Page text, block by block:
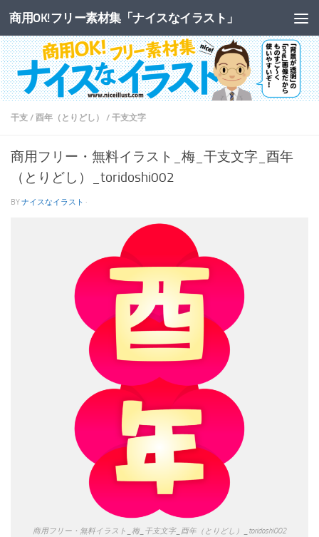
コンテンツへスキップ
商用OK!フリー素材集「ナイスなイラスト」
干支 / 酉年（とりどし） / 干支文字
商用フリー・無料イラスト_梅_干支文字_酉年
（とりどし）_toridoshi002
BYナイスなイラスト ·
商用フリー・無料イラスト_梅_干支文字_酉年（とりどし）_toridoshi002